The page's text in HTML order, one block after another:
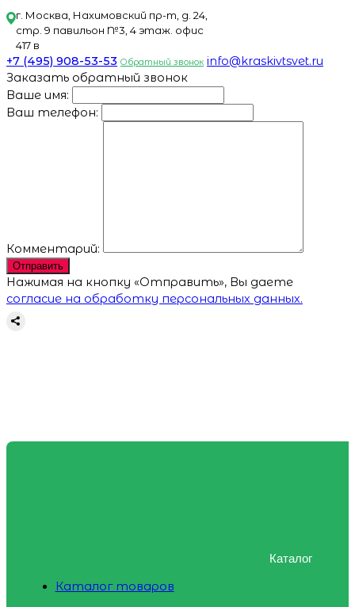
г. Москва, Нахимовский пр-т, д. 24,
стр. 9 павильон №3, 4 этаж. офис
417 в
+7 (495) 908-53-53 Обратный звонок info@kraskivtsvet.ru
Заказать обратный звонок
Ваше имя:
Ваш телефон:
Комментарий:
Отправить
Нажимая на кнопку «Отправить», Вы даете
согласие на обработку персональных данных.
Каталог
Каталог товаров